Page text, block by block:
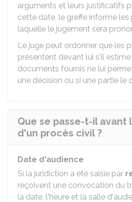
arguments et leurs justificatifs
cette date, le greffe informe les
laquelle le jugement sera
Le juge peut ordonner que les
présentent devant lui s'il estime
documents fournis ne lui
une décision ou si une partie le
Que se passe-t-il avant
d'un procès civil ?
Date d'audience
Si la juridiction a été saisie par
reçoivent une convocation du
la date, l'heure et la salle